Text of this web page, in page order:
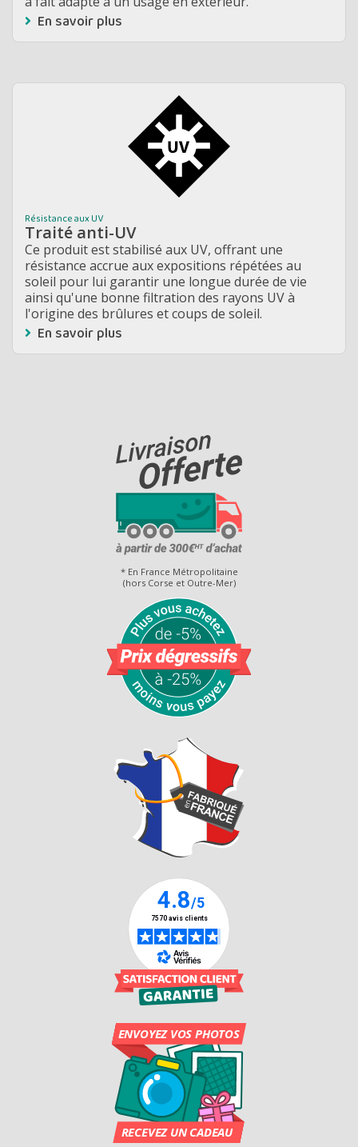
En savoir plus
Résistance aux UV
Traité anti-UV
Ce produit est stabilisé aux UV, offrant une
résistance accrue aux expositions répétées au
soleil pour lui garantir une longue durée de vie
ainsi qu'une bonne filtration des rayons UV à
l'origine des brûlures et coups de soleil.
En savoir plus
* En France Métropolitaine
(hors Corse et Outre-Mer)